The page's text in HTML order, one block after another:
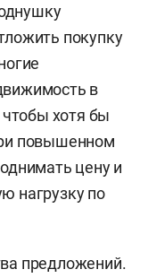
покупку
в
хотя бы
повышенном
цену и
нагрузку по
предложений.